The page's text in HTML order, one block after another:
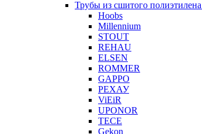
Трубы из сшитого полиэтилена
Hoobs
Millennium
STOUT
REHAU
ELSEN
ROMMER
GAPPO
РЕХАУ
ViEiR
UPONOR
TECE
Gekon